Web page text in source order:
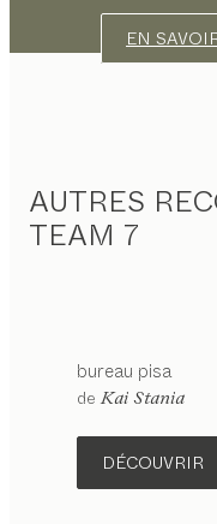
EN
AUTRES
TEAM 7
bureau pisa
de Kai Stania
DÉCOUVRIR